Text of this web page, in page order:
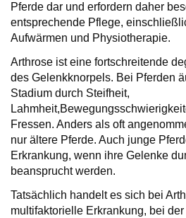
Pferde dar und erfordern daher
entsprechende Pflege,
Aufwärmen und Physiotherapie.
Arthrose ist eine fortschreitende
des Gelenkknorpels. Bei Pferden
Stadium durch Steifheit,
Fressen. Anders als oft
nur ältere Pferde. Auch junge
Erkrankung, wenn ihre Gelenke
beansprucht werden.
Tatsächlich handelt es sich bei
multifaktorielle Erkrankung, bei